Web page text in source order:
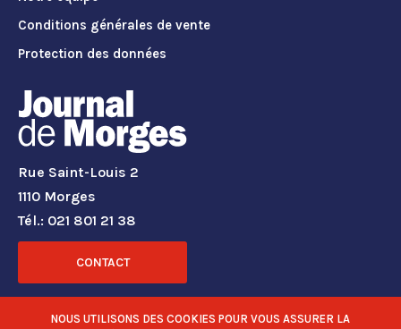
Conditions générales de vente
Protection des données
Rue Saint-Louis 2
1110 Morges
Tél.: 021 801 21 38
CONTACT
RÉSEAUX SOCIAUX
NOUS UTILISONS DES COOKIES POUR VOUS ASSURER LA